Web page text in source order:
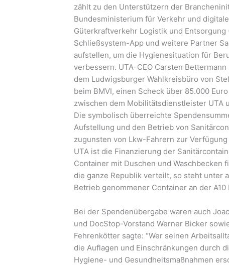
zählt zu den Unterstützern der
Bundesministerium für Verkehr und
Güterkraftverkehr Logistik und Entsorgung
Schließsystem-App und weitere Partner
aufstellen, um die Hygienesituation für
verbessern. UTA-CEO Carsten
dem Ludwigsburger Wahlkreisbüro von
beim BMVI, einen Scheck über 85.000
zwischen dem Mobilitätsdienstleister UTA
Die symbolisch überreichte
Aufstellung und den Betrieb von
zugunsten von Lkw-Fahrern zur
UTA ist die Finanzierung der
Container mit Duschen und
die ganze Republik verteilt, so steht unter
Betrieb genommener Container an der A10
Bei der Spendenübergabe waren auch
und DocStop-Vorstand Werner Bicker
Fehrenkötter sagte: “Wer seinen
die Auflagen und Einschränkungen durch
Hygiene- und Gesundheitsmaßnahmen